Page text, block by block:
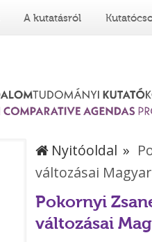
A kutatásról
Nyitóoldal
változásai
Pokornyi
változásai